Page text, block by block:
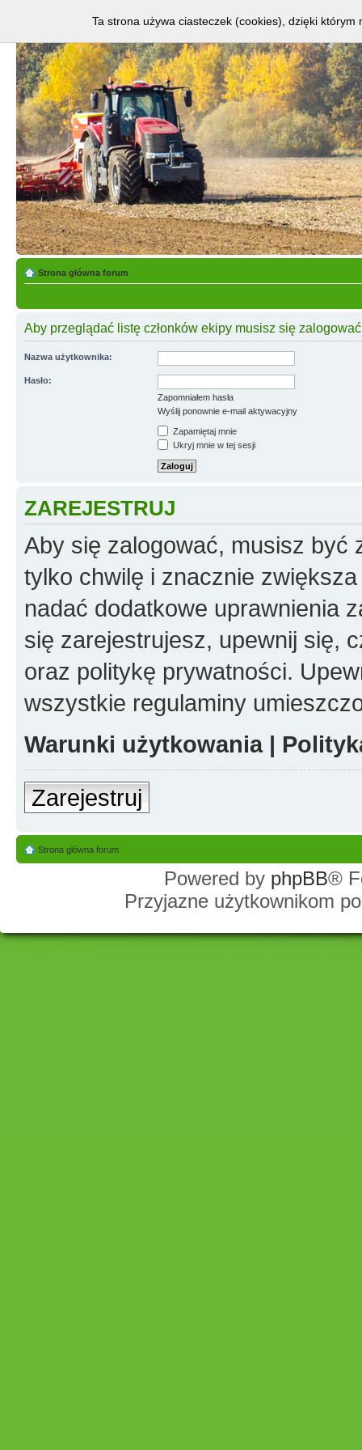
Strona główna forum
Aby przeglądać listę członków ekipy musisz się
Nazwa użytkownika:
Hasło:
Zapomniałem hasła
Wyślij ponownie e-mail aktywacyjny
Zapamiętaj mnie
Ukryj mnie w tej sesji
ZAREJESTRUJ
Aby się zalogować, musisz być
tylko chwilę i znacznie
nadać dodatkowe uprawnienia
się zarejestrujesz, upewnij się,
oraz politykę prywatności.
wszystkie regulaminy
Warunki użytkowania|
Zarejestruj
Strona główna forum
Powered by phpBB®
Przyjazne użytkownikom
Ta strona używa ciasteczek (cookies), dzięki którym